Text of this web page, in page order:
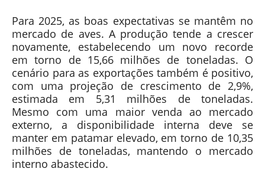
Para 2025, as boas expectativas se mantêm no
mercado de aves. A produção tende a crescer
novamente, estabelecendo um novo recorde
em torno de 15,66 milhões de toneladas. O
cenário para as exportações também é positivo,
com uma projeção de crescimento de 2,9%,
estimada em 5,31 milhões de toneladas.
Mesmo com uma maior venda ao mercado
externo, a disponibilidade interna deve se
manter em patamar elevado, em torno de 10,35
milhões de toneladas, mantendo o mercado
interno abastecido.